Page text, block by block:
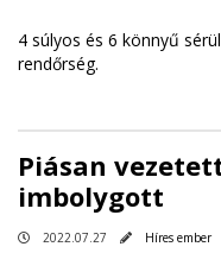
4 súlyos és 6 könnyű
rendőrség.
Piásan
imbolygott
2022.07.27 Híres ember